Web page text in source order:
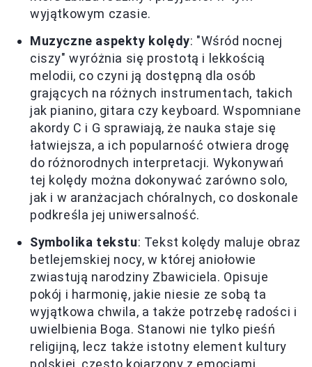
wyjątkowym czasie.
Muzyczne aspekty kolędy: "Wśród nocnej
ciszy" wyróżnia się prostotą i lekkością
melodii, co czyni ją dostępną dla osób
grających na różnych instrumentach, takich
jak pianino, gitara czy keyboard. Wspomniane
akordy C i G sprawiają, że nauka staje się
łatwiejsza, a ich popularność otwiera drogę
do różnorodnych interpretacji. Wykonywań
tej kolędy można dokonywać zarówno solo,
jak i w aranżacjach chóralnych, co doskonale
podkreśla jej uniwersalność.
Symbolika tekstu: Tekst kolędy maluje obraz
betlejemskiej nocy, w której aniołowie
zwiastują narodziny Zbawiciela. Opisuje
pokój i harmonię, jakie niesie ze sobą ta
wyjątkowa chwila, a także potrzebę radości i
uwielbienia Boga. Stanowi nie tylko pieśń
religijną, lecz także istotny element kultury
polskiej, często kojarzony z emocjami